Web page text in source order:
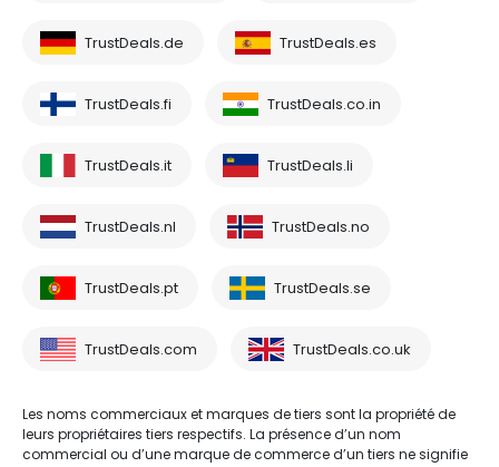
TrustDeals.de TrustDeals.es
TrustDeals.fi TrustDeals.co.in
TrustDeals.it TrustDeals.li
TrustDeals.nl TrustDeals.no
TrustDeals.pt TrustDeals.se
TrustDeals.com TrustDeals.co.uk
Les noms commerciaux et marques de tiers sont la propriété de
leurs propriétaires tiers respectifs. La présence d’un nom
commercial ou d’une marque de commerce d’un tiers ne signifie